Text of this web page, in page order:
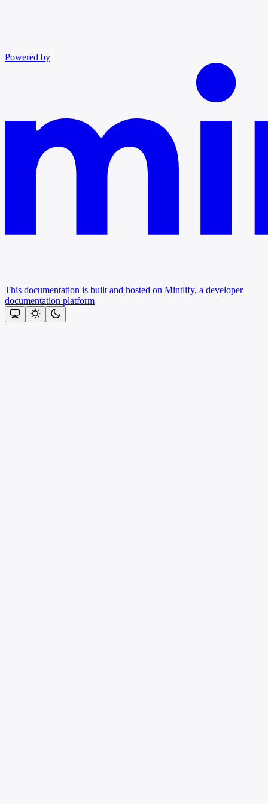
Powered by
This documentation is built and hosted on Mintlify, a developer
documentation platform